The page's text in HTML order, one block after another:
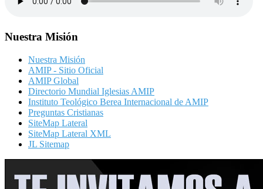
Nuestra Misión
Nuestra Misión
AMIP - Sitio Oficial
AMIP Global
Directorio Mundial Iglesias AMIP
Instituto Teológico Berea Internacional de AMIP
Preguntas Cristianas
SiteMap Lateral
SiteMap Lateral XML
JL Sitemap